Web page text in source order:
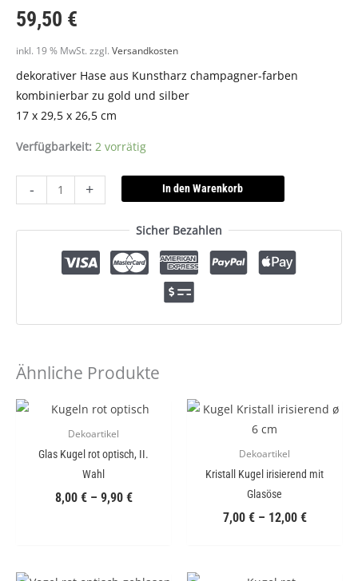
59,50 €
inkl. 19 % MwSt. zzgl. Versandkosten
dekorativer Hase aus Kunstharz champagner-farben
kombinierbar zu gold und silber
17 x 29,5 x 26,5 cm
Verfügbarkeit: 2 vorrätig
- + In den Warenkorb
Sicher Bezahlen
Ähnliche Produkte
Dekoartikel
Glas Kugel rot optisch, II.
Wahl
8,00 €– 9,90 €
Dekoartikel
Kristall Kugel irisierend mit
Glasöse
7,00 €– 12,00 €